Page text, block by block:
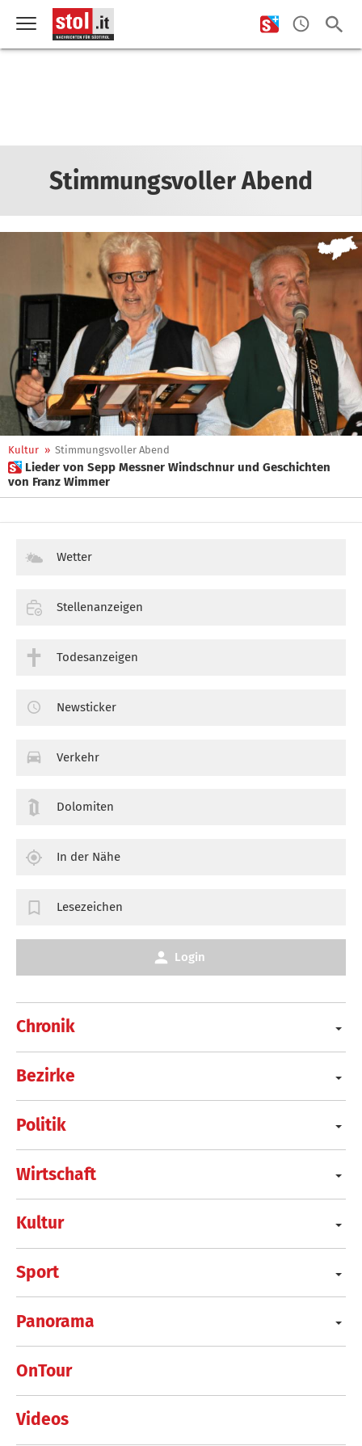
Stimmungsvoller Abend
Kultur » Stimmungsvoller Abend
 Lieder von Sepp Messner Windschnur und Geschichten
von Franz Wimmer
Chronik
Bezirke
Politik
Wirtschaft
Kultur
Sport
Panorama
OnTour
Videos
Wetter
Stellenanzeigen
Todesanzeigen
Newsticker
Verkehr
Dolomiten
In der Nähe
Lesezeichen
Login